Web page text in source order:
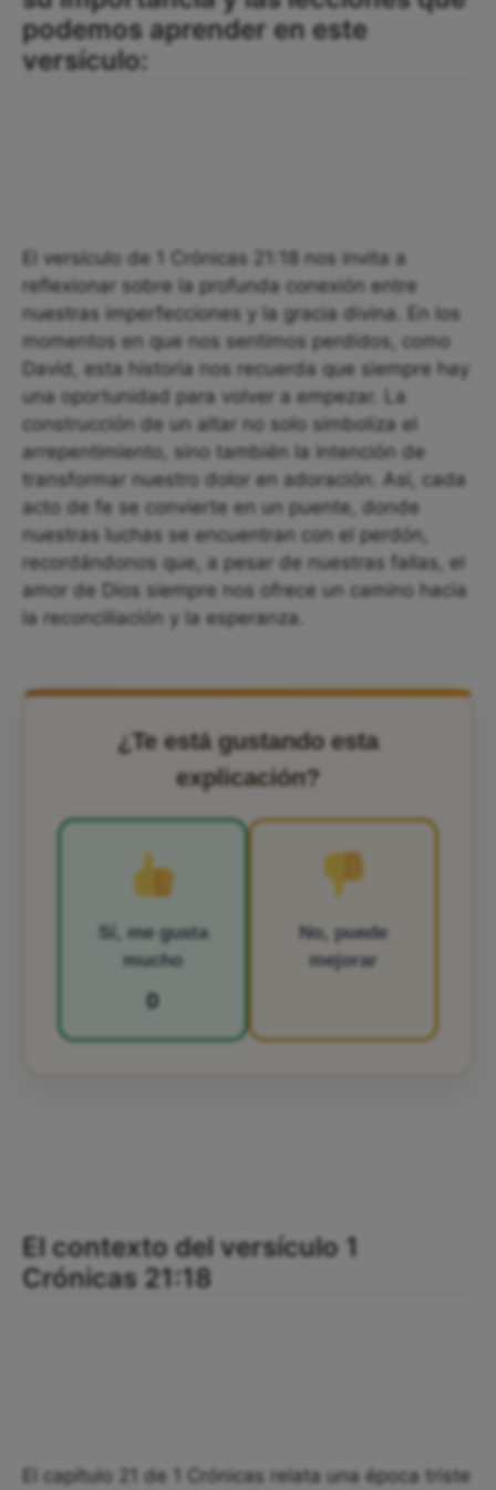
podemos aprender en este
versículo:
El versículo de 1 Crónicas 21:18 nos invita a
reflexionar sobre la profunda conexión entre
nuestras imperfecciones y la gracia divina. En los
momentos en que nos sentimos perdidos, como
David, esta historia nos recuerda que siempre hay
una oportunidad para volver a empezar. La
construcción de un altar no solo simboliza el
arrepentimiento, sino también la intención de
transformar nuestro dolor en adoración. Así, cada
acto de fe se convierte en un puente, donde
nuestras luchas se encuentran con el perdón,
recordándonos que, a pesar de nuestras fallas, el
amor de Dios siempre nos ofrece un camino hacia
la reconciliación y la esperanza.
¿Te está gustando esta
explicación?
Sí, me gusta
mucho
0
No, puede
mejorar
El contexto del versículo 1
Crónicas 21:18
El capítulo 21 de 1 Crónicas relata una época triste